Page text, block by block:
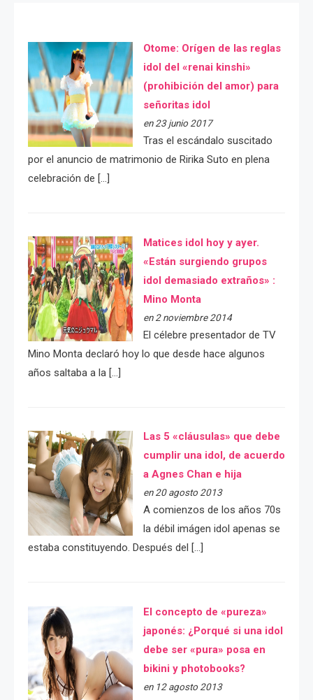
Otome: Orígen de las reglas
idol del «renai kinshi»
(prohibición del amor) para
señoritas idol
en 23 junio 2017
Tras el escándalo suscitado
por el anuncio de matrimonio de Ririka Suto en plena
celebración de […]
Matices idol hoy y ayer.
«Están surgiendo grupos
idol demasiado extraños» :
Mino Monta
en 2 noviembre 2014
El célebre presentador de TV
Mino Monta declaró hoy lo que desde hace algunos
años saltaba a la […]
Las 5 «cláusulas» que debe
cumplir una idol, de acuerdo
a Agnes Chan e hija
en 20 agosto 2013
A comienzos de los años 70s
la débil imágen idol apenas se
estaba constituyendo. Después del […]
El concepto de «pureza»
japonés: ¿Porqué si una idol
debe ser «pura» posa en
bikini y photobooks?
en 12 agosto 2013